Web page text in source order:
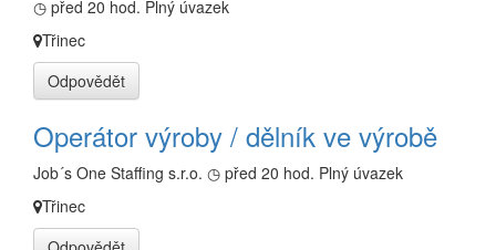
◷ před 20 hod. Plný úvazek
Třinec
Odpovědět
Operátor výroby / dělník ve výrobě
Job´s One Staffing s.r.o. ◷ před 20 hod. Plný úvazek
Třinec